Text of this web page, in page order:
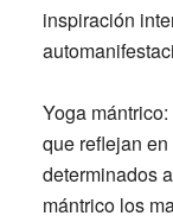
inspiración
Yoga mántrico:
que reflejan
determinados
mántrico los